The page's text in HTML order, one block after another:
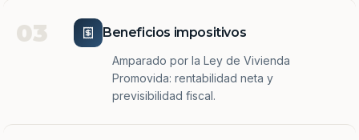
03 Beneficios impositivos
Amparado por la Ley de Vivienda
Promovida: rentabilidad neta y
previsibilidad fiscal.